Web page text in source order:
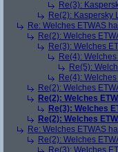
Re(3):
Re(2): Kaspersky
Re: Welches ETWAS
Re(2): Welches
Re(3): Welches
Re(4):
Re(5):
Re(4):
Re(2): Welches
Re(2): Welches
Re(3): Welches
Re(2): Welches
Re: Welches ETWAS
Re(2): Welches
Re(3): Welches